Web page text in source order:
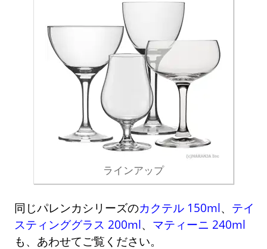
ラインアップ
同じパレンカシリーズのカクテル 150ml、 テイ
スティンググラス 200ml、 マティーニ 240ml
も、あわせてご覧ください。